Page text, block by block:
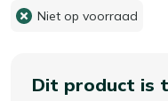
Niet op voorraad
Dit product is